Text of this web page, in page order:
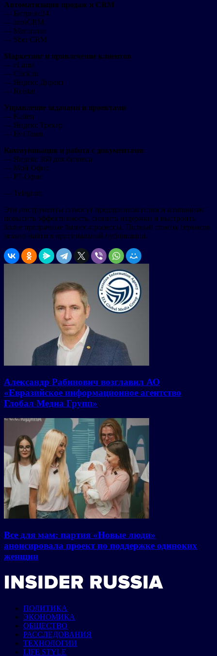
Автоматизация продаж и CRM
— Битрикс24
— amoCRM
— Мегаплан
— Sber CRM
Маркетинг и привлечение клиентов
— eLama
— Click.ru
— Яндекс Директ
— Roistat
Управление задачами и проектами
— Kaiten
— Яндекс Трекер
— EvaTeam
Коммуникация и работа с документами
— Яндекс 360 для бизнеса
— Мой Офис
— Р7-Офис
— Telegram
Эти инструменты помогут предпринимателям и компаниям
повысить эффективность, снизить издержки и выстроить
более прозрачные бизнес-процессы. Полный список сервисов
можно найти в оригинальной публикации.
Александр Рабинович возглавил АО
«Евразийское информационное агентство
Глобал Медиа Групп»
Все для мам: партия «Новые люди»
анонсировала проект по поддержке одиноких
женщин
ПОЛИТИКА
ЭКОНОМИКА
ОБЩЕСТВО
РАССЛЕДОВАНИЯ
ТЕХНОЛОГИИ
LIFE STYLE